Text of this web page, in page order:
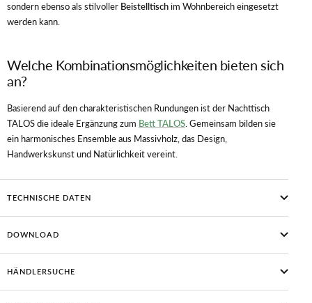
sondern ebenso als stilvoller Beistelltischim Wohnbereich eingesetzt
werden kann.
Welche Kombinationsmöglichkeiten bieten sich
an?
Basierend auf den charakteristischen Rundungen ist der Nachttisch
TALOS die ideale Ergänzung zum Bett TALOS . Gemeinsam bilden sie
ein harmonisches Ensemble aus Massivholz, das Design,
Handwerkskunst und Natürlichkeit vereint.
TECHNISCHE DATEN
DOWNLOAD
HÄNDLERSUCHE